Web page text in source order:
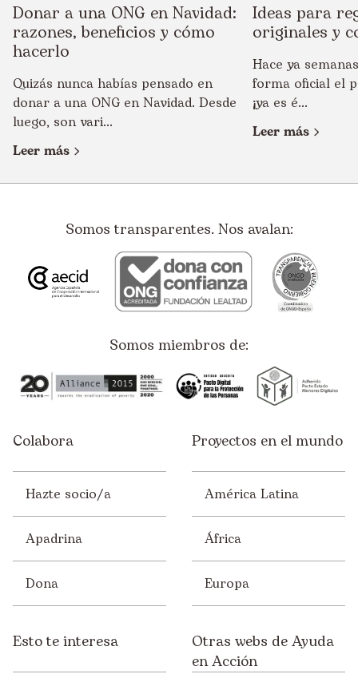
Donar a una ONG en Navidad:
razones, beneficios y cómo
hacerlo
Quizás nunca habías pensado en
donar a una ONG en Navidad. Desde
luego, son vari...
Leer más
Ideas para
originales y
Hace ya
forma oficial el
¡ya es é...
Leer más
Somos transparentes. Nos avalan:
Somos miembros de:
Colabora
Hazte socio/a
Apadrina
Dona
Proyectos en el mundo
América Latina
África
Europa
Esto te interesa
Otras webs de Ayuda
en Acción